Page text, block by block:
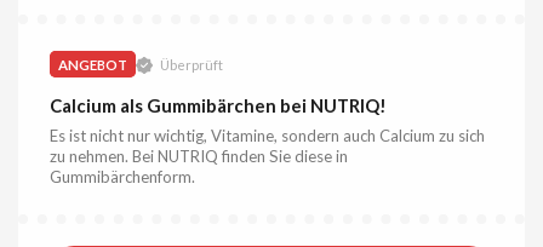
ANGEBOT Überprüft
Calcium als Gummibärchen bei NUTRIQ!
Es ist nicht nur wichtig, Vitamine, sondern auch Calcium zu sich
zu nehmen. Bei NUTRIQ finden Sie diese in
Gummibärchenform.